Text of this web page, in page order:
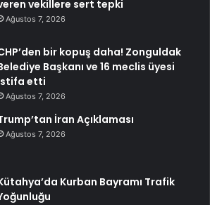
vekillere sert tepki
Ağustos 7, 2026
bir kopuş daha! Zonguldak
Başkanı ve 16 meclis üyesi
etti
Ağustos 7, 2026
İran Açıklaması
Ağustos 7, 2026
Kurban Bayramı Trafik